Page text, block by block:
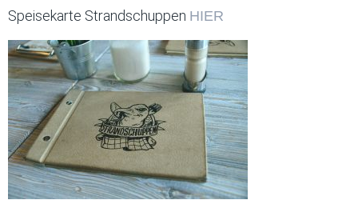
Speisekarte Strandschuppen HIER